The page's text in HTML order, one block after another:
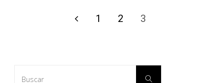
1 2 3
Buscar